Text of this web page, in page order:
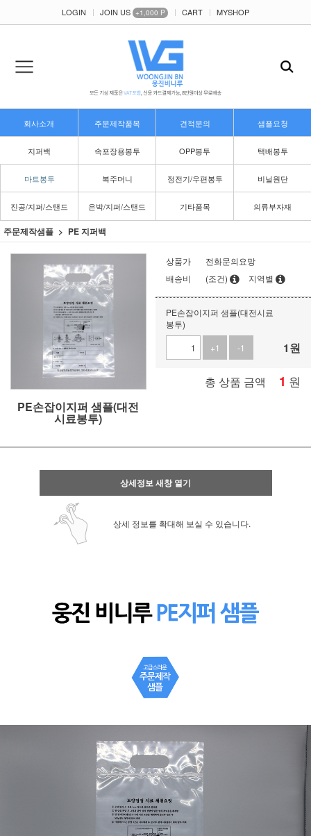
LOGIN JOIN US +1,000 P CART MYSHOP
회사소개 주문제작품목 견적문의 샘플요청
지퍼백 속포장용봉투 OPP봉투 택배봉투
마트봉투 복주머니 정전기/우편봉투 비닐원단
진공/지퍼/스탠드 은박/지퍼/스탠드 기타품목 의류부자재
주문제작샘플 PE 지퍼백
PE손잡이지퍼 샘플(대전
시료봉투)
상품가
전화문의요망
배송비
(조건) 지역별
PE손잡이지퍼 샘플(대전시료
봉투)
+1
-1 1원
총 상품 금액 1 원
상세정보 새창 열기
상세 정보를 확대해 보실 수 있습니다.